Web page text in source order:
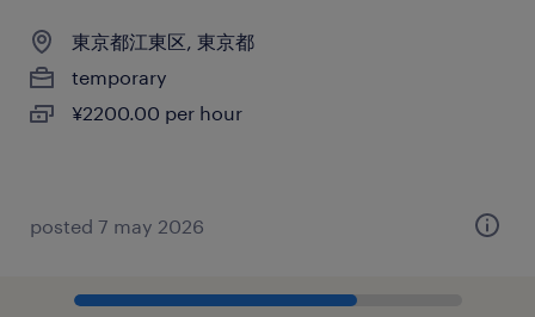
東京都江東区, 東京都
temporary
¥2200.00 per hour
posted 7 may 2026